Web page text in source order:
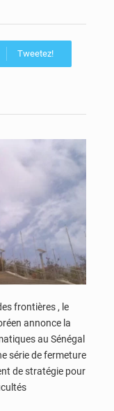
Tweetez!
frontières , le
annonce la
au Sénégal
série de fermeture
de stratégie pour